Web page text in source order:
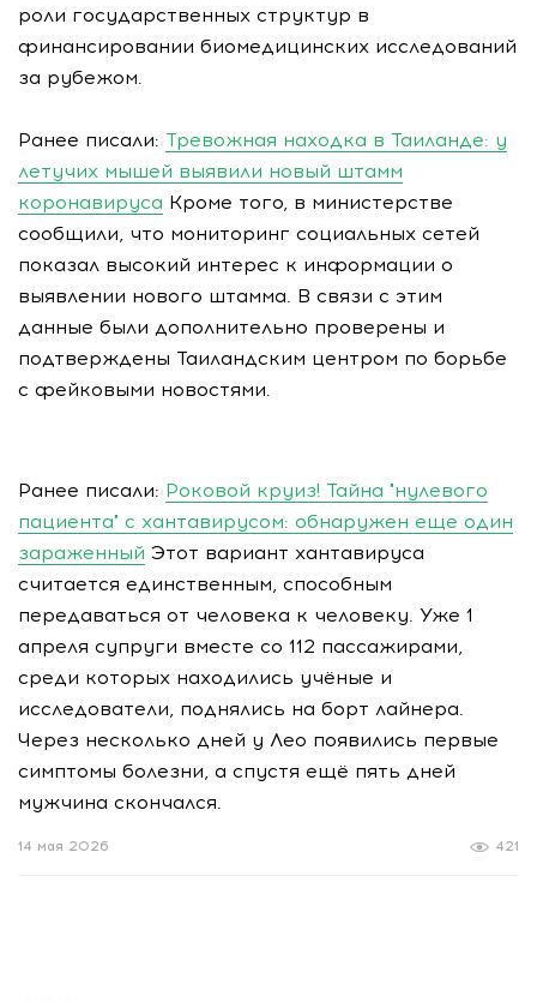
роли государственных структур в
финансировании биомедицинских исследований
за рубежом.
Ранее писали: Тревожная находка в Таиланде: у
летучих мышей выявили новый штамм
коронавируса Кроме того, в министерстве
сообщили, что мониторинг социальных сетей
показал высокий интерес к информации о
выявлении нового штамма. В связи с этим
данные были дополнительно проверены и
подтверждены Таиландским центром по борьбе
с фейковыми новостями.
Ранее писали: Роковой круиз! Тайна "нулевого
пациента" с хантавирусом: обнаружен еще один
зараженный Этот вариант хантавируса
считается единственным, способным
передаваться от человека к человеку. Уже 1
апреля супруги вместе со 112 пассажирами,
среди которых находились учёные и
исследователи, поднялись на борт лайнера.
Через несколько дней у Лео появились первые
симптомы болезни, а спустя ещё пять дней
мужчина скончался.
421
14 мая 2026